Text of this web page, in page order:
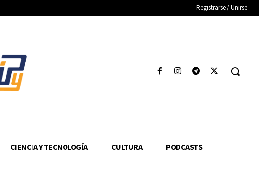
Registrarse / Unirse
CIENCIA Y TECNOLOGÍA CULTURA PODCASTS